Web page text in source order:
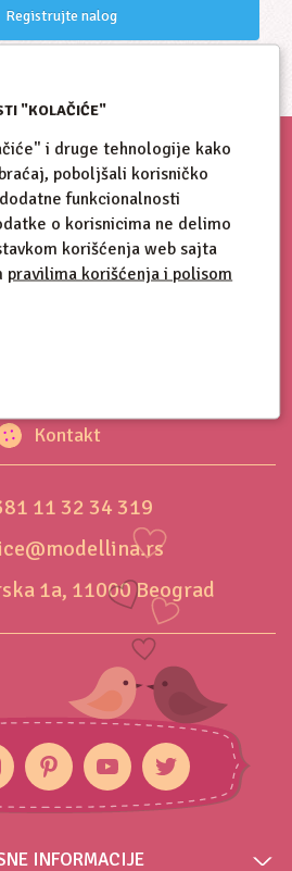
Registrujte nalog
Kontakt
11 32 34 319
1a, 11000 Beograd
INFORMACIJE
"KOLAČIĆE"
i druge tehnologije kako
poboljšali korisničko
funkcionalnosti
o korisnicima ne delimo
korišćenja web sajta
pravilima korišćenja i polisom